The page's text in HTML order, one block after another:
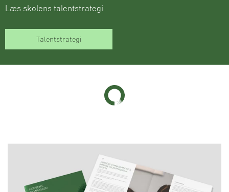
Læs skolens talentstrategi
Talentstrategi